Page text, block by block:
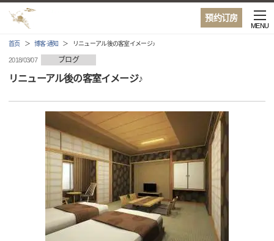
预约订房
MENU
首页 博客·通知 リニューアル後の客室イメージ♪
2018/03/07 ブログ
リニューアル後の客室イメージ♪